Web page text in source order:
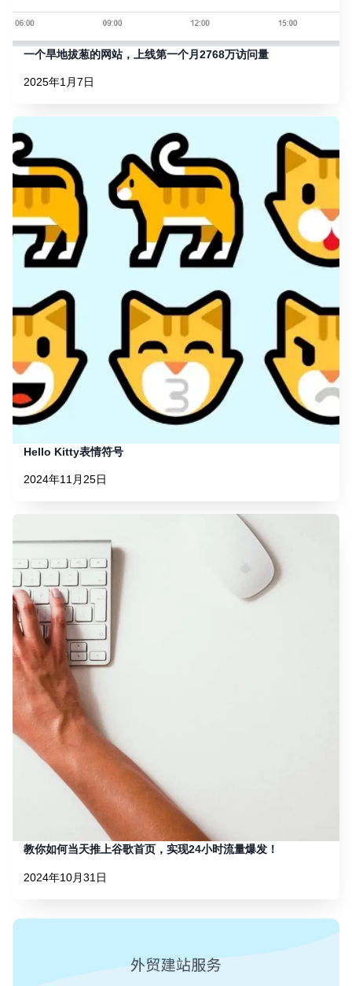
一个旱地拔葱的网站，上线第一个月2768万访问量
2025年1月7日
Hello Kitty表情符号
2024年11月25日
教你如何当天推上谷歌首页，实现24小时流量爆发！
2024年10月31日